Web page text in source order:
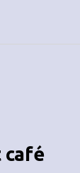
café